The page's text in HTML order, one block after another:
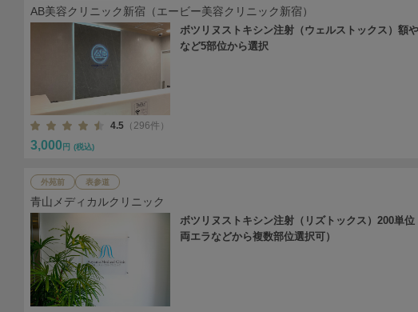
AB美容クリニック新宿（エービー美容クリニック新宿）
ボツリヌストキシン注射（ウェルストックス）額
など5部位から選択
4.5 （296件）
3,000 円 (税込)
外苑前 表参道
青山メディカルクリニック
ボツリヌストキシン注射（リズトックス）200単位
両エラなどから複数部位選択可）